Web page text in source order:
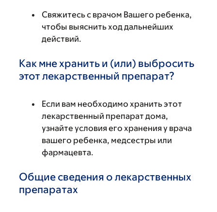
Свяжитесь с врачом Вашего ребенка,
чтобы выяснить ход дальнейших
действий.
Как мне хранить и (или) выбросить
этот лекарственный препарат?
Если вам необходимо хранить этот
лекарственный препарат дома,
узнайте условия его хранения у врача
вашего ребенка, медсестры или
фармацевта.
Общие сведения о лекарственных
препаратах